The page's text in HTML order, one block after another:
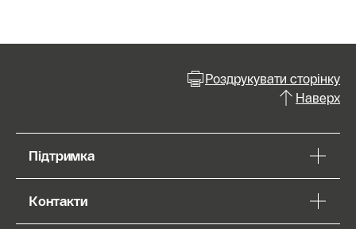
Роздрукувати сторінку
Наверх
Підтримка
Контакти